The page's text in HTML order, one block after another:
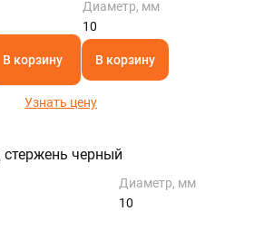
Диаметр, мм
10
В корзину В корзину
Узнать цену
черный
Диаметр, мм
10